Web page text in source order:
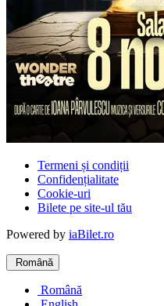
Termeni și condiții
Confidențialitate
Cookie-uri
Bilete pe site-ul tău
Powered by iaBilet.ro
Română
Română